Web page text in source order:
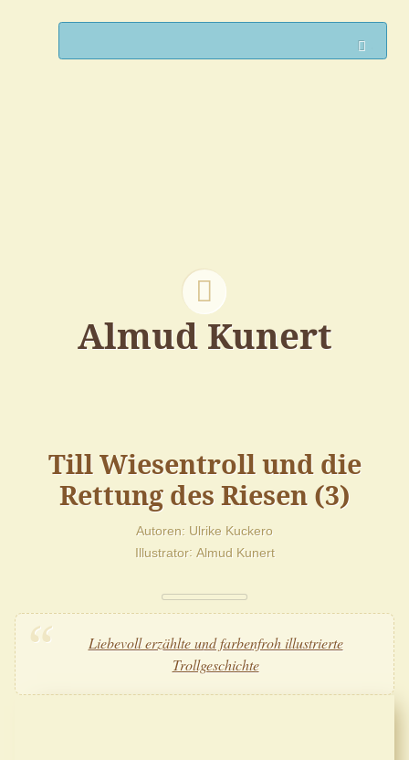
Almud Kunert
Till Wiesentroll und die
Rettung des Riesen (3)
Autoren Ulrike Kuckero
Illustrator Almud Kunert
Liebevoll erzählte und farbenfroh illustrierte
Trollgeschichte